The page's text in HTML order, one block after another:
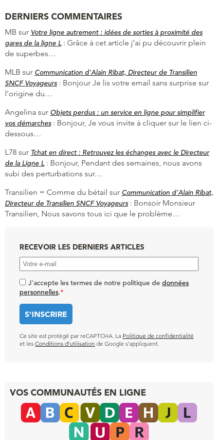
DERNIERS COMMENTAIRES
MB sur Votre ligne autrement : idées de sorties à proximité des
gares de la ligne L: Grâce à cet article j’ai pu découvrir plein
de superbes…
MLB sur Communication d’Alain Ribat, Directeur de Transilien
SNCF Voyageurs : Bonjour Je lis votre email sans surprise sur
l’origine du…
Angelina sur Objets perdus : un service en ligne pour simplifier
vos démarches : Bonjour, Je vous invite à cliquer sur le lien ci-
dessous…
L78 sur Tchat en direct : Retrouvez les échanges avec le Directeur
de la Ligne L: Bonjour, Pendant des semaines, nous avons
subi des perturbations sur…
Transilien = Comme du bétail sur Communication d’Alain Ribat,
Directeur de Transilien SNCF Voyageurs : Bonsoir Monsieur
Transilien, Nous savons tous ici que le problème…
RECEVOIR LES DERNIERS ARTICLES
J'accepte les termes de notre politique de données
personnelles.*
Ce site est protégé par reCAPTCHA. La Politique de confidentialité
et les Conditions d’utilisation de Google s’appliquent.
VOS COMMUNAUTÉS EN LIGNE